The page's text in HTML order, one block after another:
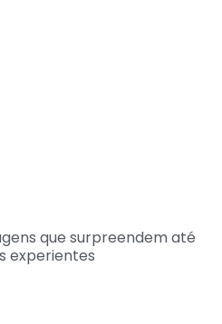
que surpreendem até
experientes